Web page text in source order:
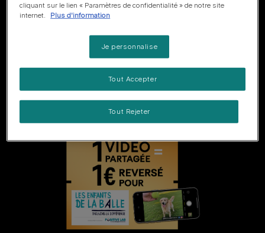
cliquant sur le lien « Paramètres de confidentialité » de notre site
internet.
Plus d'information
Je personnalise
Tout Rejeter
Tout Accepter